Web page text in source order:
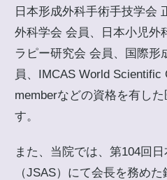
日本形成外科手術手技学会
外科学会 会員、日本小児外
ラピー研究会 会員、国際形
員、IMCAS World Scientific
memberなどの資格を有し
す。
また、当院では、第104回
（JSAS）にて会長を務め